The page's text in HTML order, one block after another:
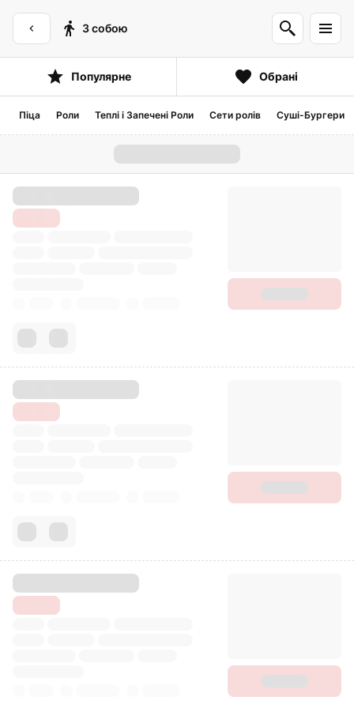
З собою
Популярне Обрані
Піца Роли Теплі і Запечені Роли Сети ролів Суші-Бургери